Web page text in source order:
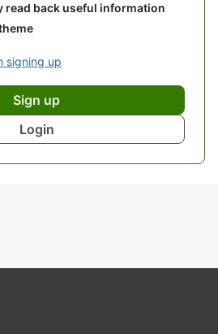
read back useful information
signing up
Sign up
Login